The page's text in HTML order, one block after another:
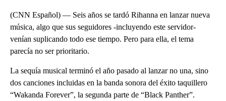
(CNN Español) — Seis años se tardó Rihanna en lanzar nueva
música, algo que sus seguidores -incluyendo este servidor-
venían suplicando todo ese tiempo. Pero para ella, el tema
parecía no ser prioritario.
La sequía musical terminó el año pasado al lanzar no una, sino
dos canciones incluidas en la banda sonora del éxito taquillero
“Wakanda Forever”, la segunda parte de “Black Panther”.